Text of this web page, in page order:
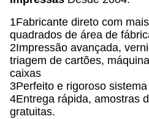
1Fabricante direto com
quadrados de área de
2Impressão avançada,
triagem de cartões,
caixas
3Perfeito e rigoroso
4Entrega rápida, amostras
gratuitas.